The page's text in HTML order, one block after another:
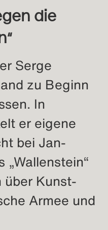
die
Serge
zu Beginn
In
er eigene
bei Jan-
„Wallenstein“
über Kunst-
Armee und